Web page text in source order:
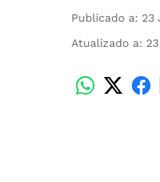
Publicado a: 23
Atualizado a: